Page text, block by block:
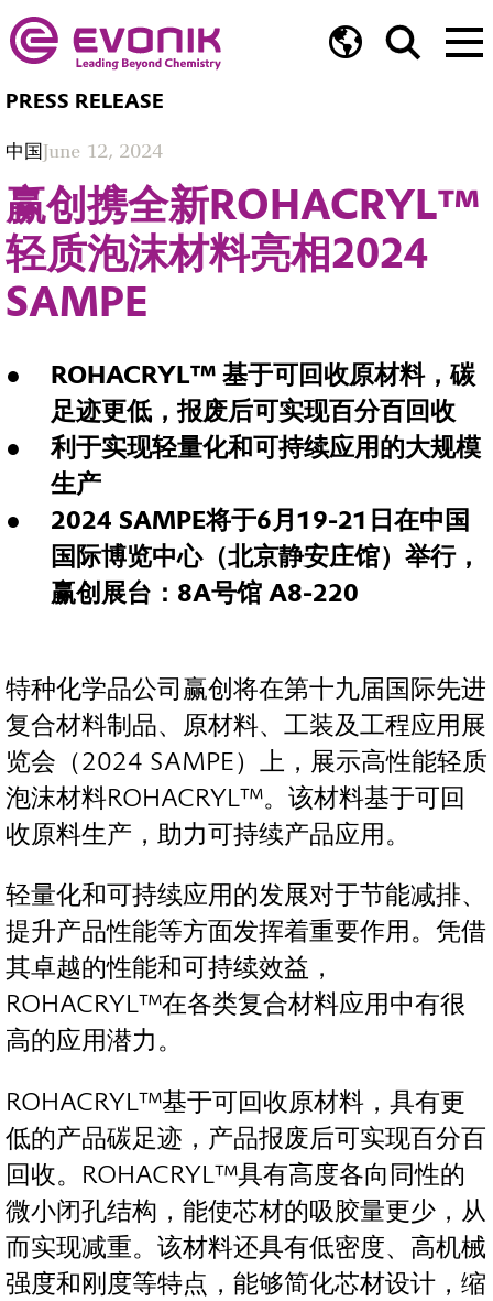
PRESS RELEASE
中国June 12, 2024
赢创携全新ROHACRYL™
轻质泡沫材料亮相2024
SAMPE
ROHACRYL™ 基于可回收原材料，碳
足迹更低，报废后可实现百分百回收
利于实现轻量化和可持续应用的大规模
生产
2024 SAMPE将于6月19-21日在中国
国际博览中心（北京静安庄馆）举行，
赢创展台：8A号馆 A8-220
特种化学品公司赢创将在第十九届国际先进
复合材料制品、原材料、工装及工程应用展
览会（2024 SAMPE）上，展示高性能轻质
泡沫材料ROHACRYL™。该材料基于可回
收原料生产，助力可持续产品应用。
轻量化和可持续应用的发展对于节能减排、
提升产品性能等方面发挥着重要作用。凭借
其卓越的性能和可持续效益，
ROHACRYL™在各类复合材料应用中有很
高的应用潜力。
ROHACRYL™基于可回收原材料，具有更
低的产品碳足迹，产品报废后可实现百分百
回收。ROHACRYL™具有高度各向同性的
微小闭孔结构，能使芯材的吸胶量更少，从
而实现减重。该材料还具有低密度、高机械
强度和刚度等特点，能够简化芯材设计，缩